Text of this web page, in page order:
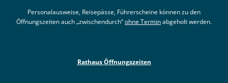
Personalausweise, Reisepässe, Führerscheine können zu den
Öffnungszeiten auch „zwischendurch“ohne Terminabgeholt werden.
Rathaus Öffnungszeiten